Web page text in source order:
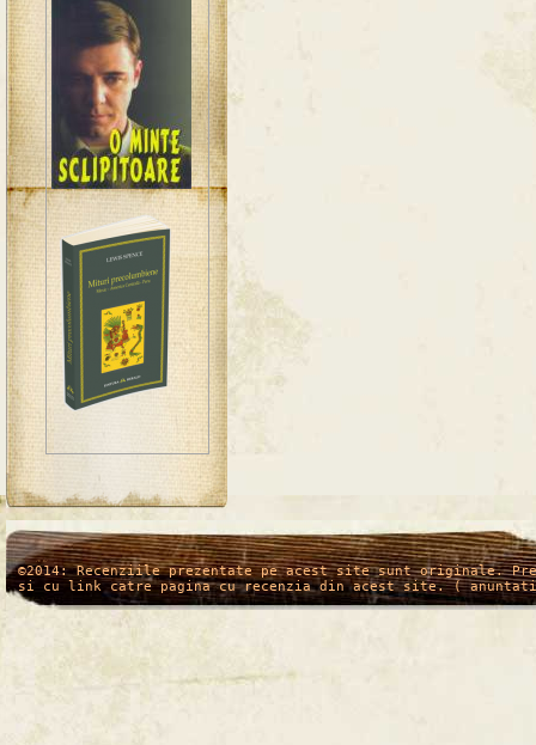
/* */
©2014: Recenziile prezentate pe acest site sunt originale.
si cu link catre pagina cu recenzia din acest site. (